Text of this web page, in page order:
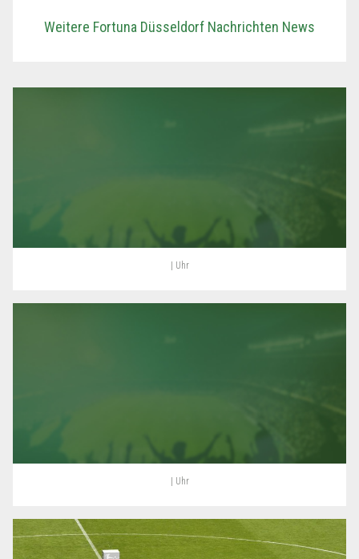
Weitere Fortuna Düsseldorf Nachrichten News
| Uhr
| Uhr